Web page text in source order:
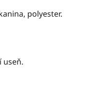
polyester.
useň.